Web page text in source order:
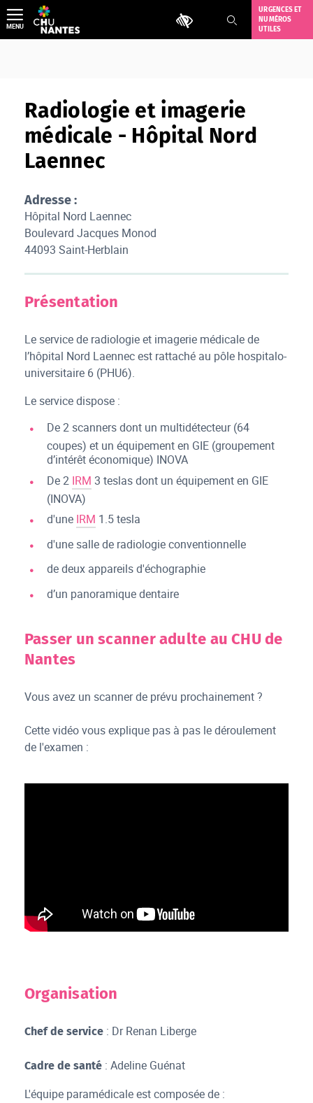
Aller
au
contenu
Outils d'accessibilité
URGENCES ET
NUMÉROS
UTILES
MENU
Radiologie et imagerie
médicale - Hôpital Nord
Laennec
Adresse :
Hôpital Nord Laennec
Boulevard Jacques Monod
44093 Saint-Herblain
Présentation
Le service de radiologie et imagerie médicale de
l’hôpital Nord Laennec est rattaché au pôle hospitalo-
universitaire 6 (PHU6).
Le service dispose :
De 2 scanners dont un multidétecteur (64
coupes) et un équipement en GIE (groupement
d’intérêt économique) INOVA
De 2 IRM 3 teslas dont un équipement en GIE
(INOVA)
d'une IRM 1.5 tesla
d'une salle de radiologie conventionnelle
de deux appareils d'échographie
d’un panoramique dentaire
Passer un scanner adulte au CHU de
Nantes
Vous avez un scanner de prévu prochainement ?
Cette vidéo vous explique pas à pas le déroulement
de l'examen :
Organisation
Chef de service : Dr Renan Liberge
Cadre de santé : Adeline Guénat
L'équipe paramédicale est composée de :